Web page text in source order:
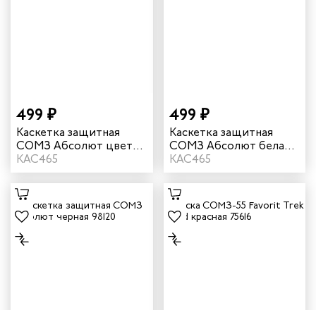
499 ₽
Каскетка защитная
СОМЗ Абсолют цвет
оранжевый 98114
КАС465
499 ₽
Каскетка защитная
СОМЗ Абсолют белая
98117
КАС465